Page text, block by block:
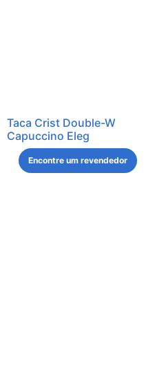
Taca Crist Double-W
Capuccino Eleg
Encontre um revendedor